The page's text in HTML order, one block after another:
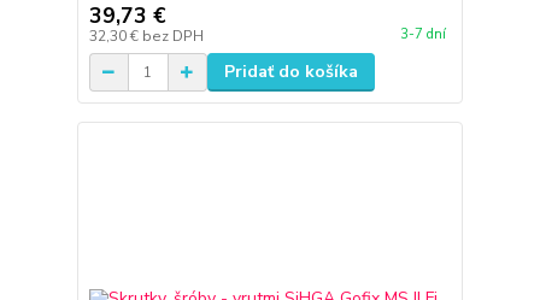
39,73 €
32,30 € bez DPH 3-7 dní
Pridať do košíka